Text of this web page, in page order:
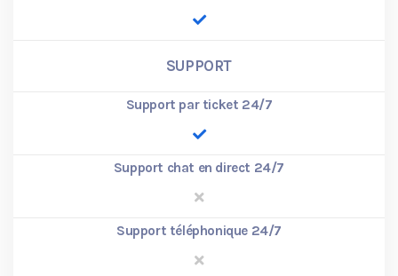
SUPPORT
Support par ticket 24/7
Support chat en direct 24/7
Support téléphonique 24/7